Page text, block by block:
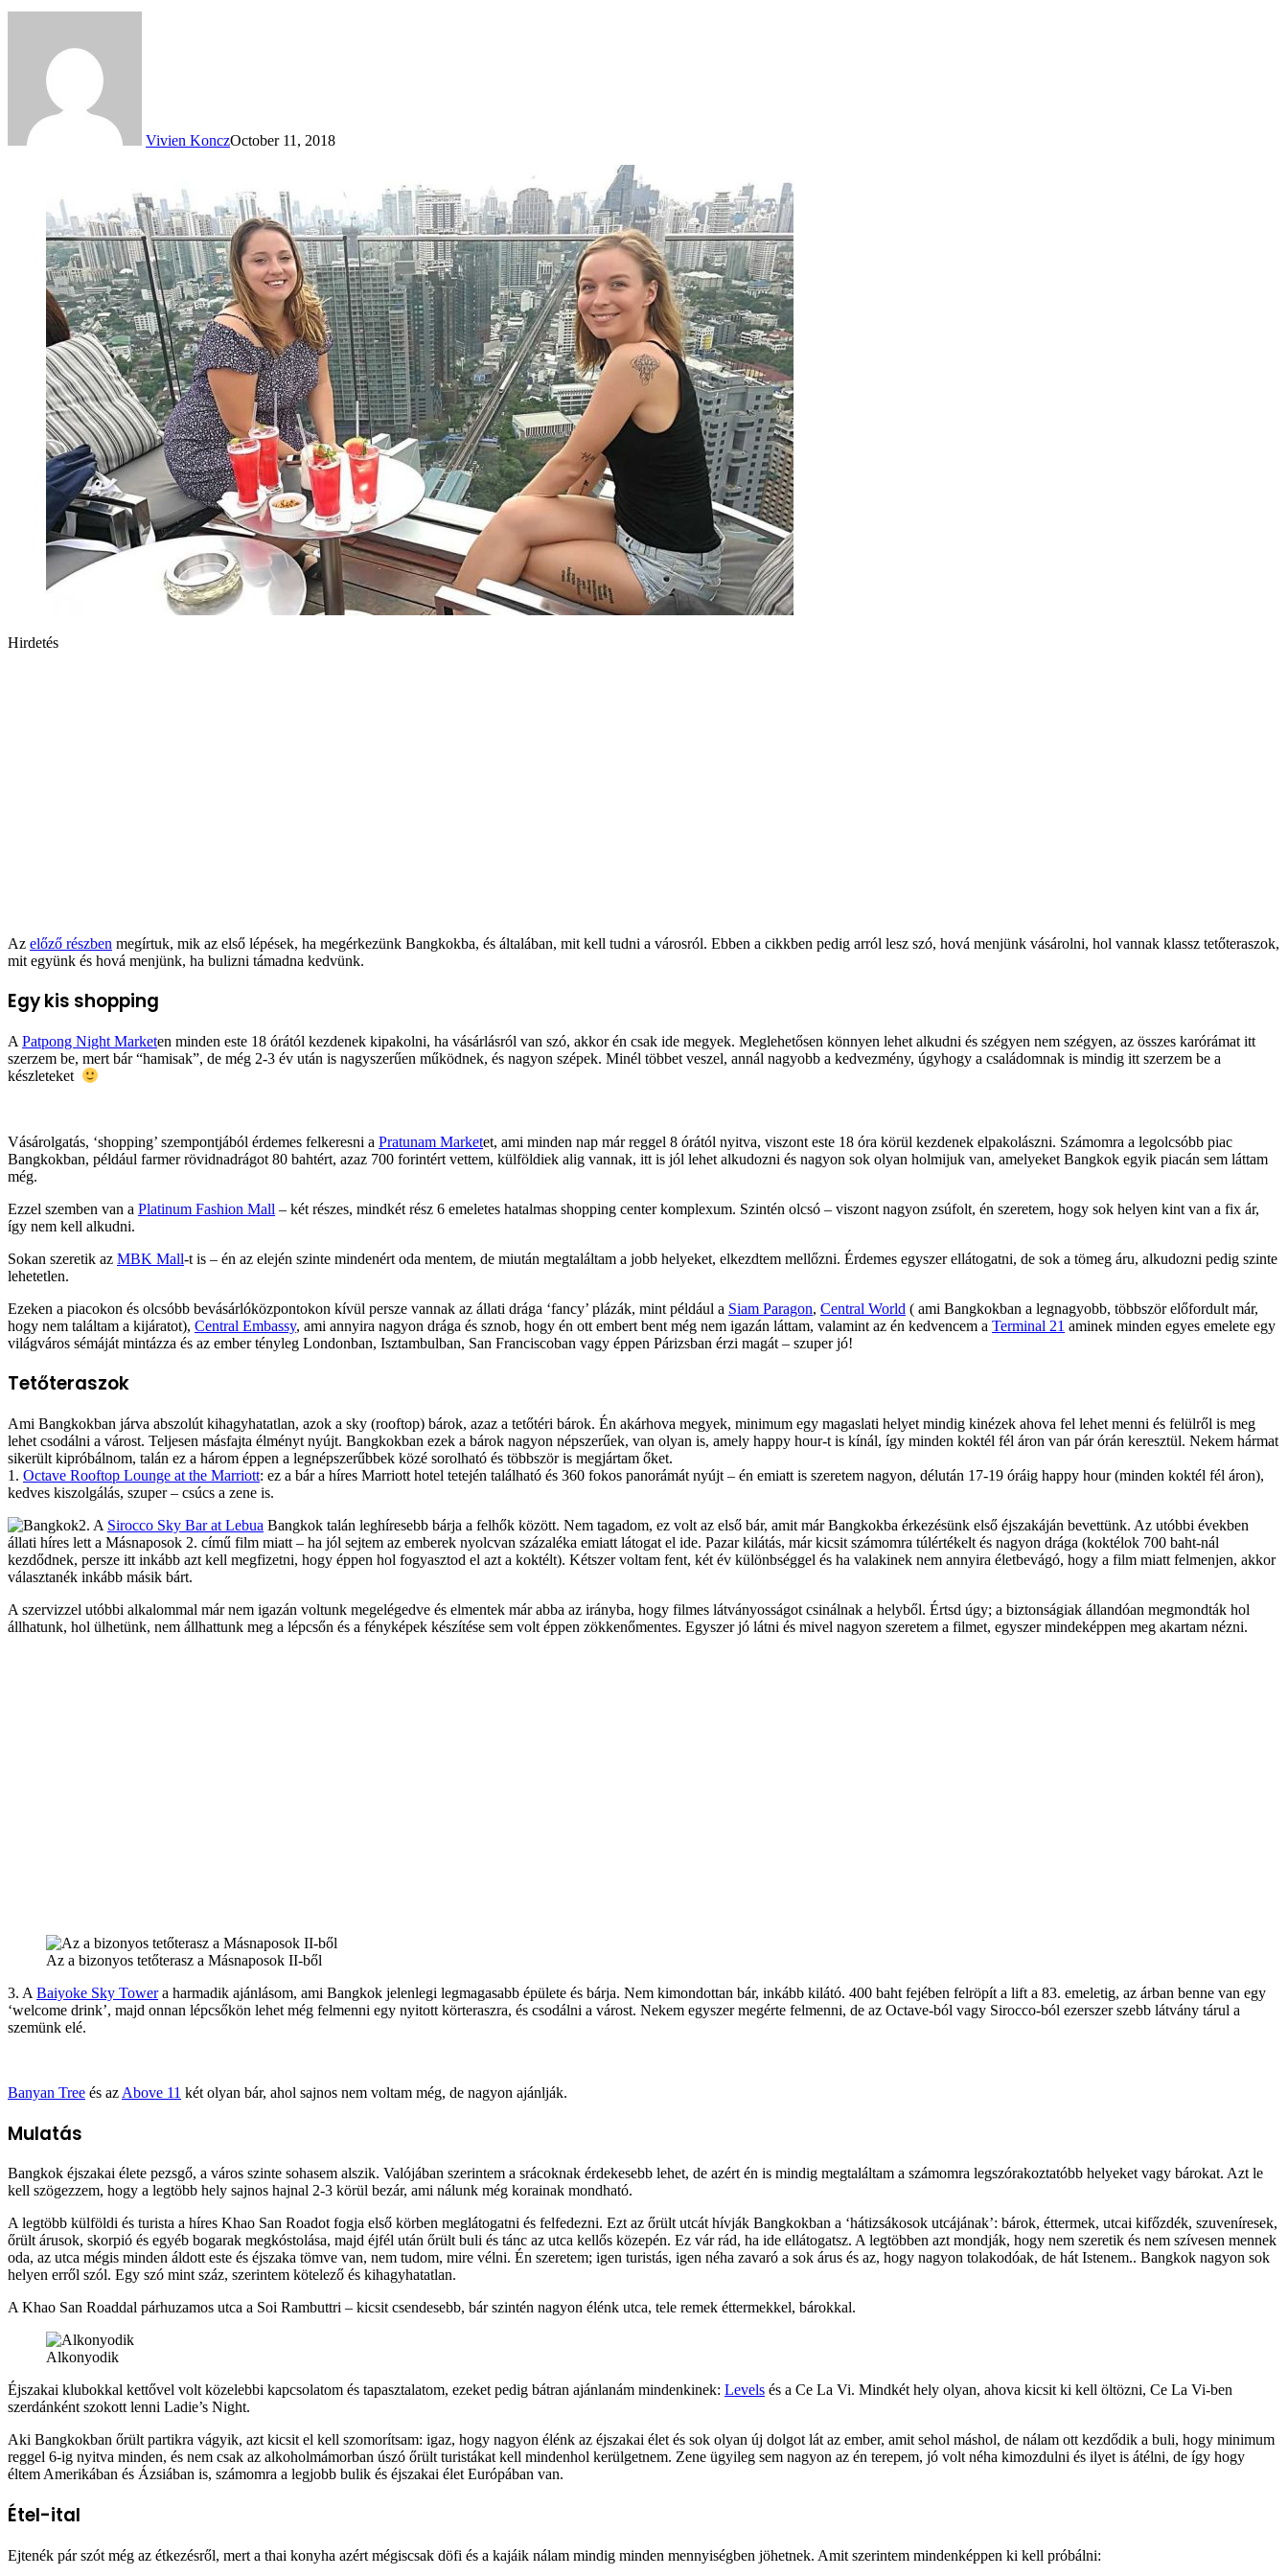
Vivien KonczOctober 11, 2018
Hirdetés
Az előző részben megírtuk, mik az első lépések, ha megérkezünk Bangkokba, és általában, mit kell tudni a városról. Ebben a cikkben pedig arról lesz szó, hová menjünk vásárolni, hol vannak klassz tetőteraszok,
mit együnk és hová menjünk, ha bulizni támadna kedvünk.
Egy kis shopping
A Patpong Night Marketen minden este 18 órától kezdenek kipakolni, ha vásárlásról van szó, akkor én csak ide megyek. Meglehetősen könnyen lehet alkudni és szégyen nem szégyen, az összes karórámat itt
szerzem be, mert bár “hamisak”, de még 2-3 év után is nagyszerűen működnek, és nagyon szépek. Minél többet veszel, annál nagyobb a kedvezmény, úgyhogy a családomnak is mindig itt szerzem be a
készleteket
Vásárolgatás, ‘shopping’ szempontjából érdemes felkeresni a Pratunam Marketet, ami minden nap már reggel 8 órától nyitva, viszont este 18 óra körül kezdenek elpakolászni. Számomra a legolcsóbb piac
Bangkokban, például farmer rövidnadrágot 80 bahtért, azaz 700 forintért vettem, külföldiek alig vannak, itt is jól lehet alkudozni és nagyon sok olyan holmijuk van, amelyeket Bangkok egyik piacán sem láttam
még.
Ezzel szemben van a Platinum Fashion Mall – két részes, mindkét rész 6 emeletes hatalmas shopping center komplexum. Szintén olcsó – viszont nagyon zsúfolt, én szeretem, hogy sok helyen kint van a fix ár,
így nem kell alkudni.
Sokan szeretik az MBK Mall-t is – én az elején szinte mindenért oda mentem, de miután megtaláltam a jobb helyeket, elkezdtem mellőzni. Érdemes egyszer ellátogatni, de sok a tömeg áru, alkudozni pedig szinte
lehetetlen.
Ezeken a piacokon és olcsóbb bevásárlóközpontokon kívül persze vannak az állati drága ‘fancy’ plázák, mint például a Siam Paragon, Central World ( ami Bangkokban a legnagyobb, többször előfordult már,
hogy nem találtam a kijáratot), Central Embassy, ami annyira nagyon drága és sznob, hogy én ott embert bent még nem igazán láttam, valamint az én kedvencem a Terminal 21 aminek minden egyes emelete egy
világváros sémáját mintázza és az ember tényleg Londonban, Isztambulban, San Franciscoban vagy éppen Párizsban érzi magát – szuper jó!
Tetőteraszok
Ami Bangkokban járva abszolút kihagyhatatlan, azok a sky (rooftop) bárok, azaz a tetőtéri bárok. Én akárhova megyek, minimum egy magaslati helyet mindig kinézek ahova fel lehet menni és felülről is meg
lehet csodálni a várost. Teljesen másfajta élményt nyújt. Bangkokban ezek a bárok nagyon népszerűek, van olyan is, amely happy hour-t is kínál, így minden koktél fél áron van pár órán keresztül. Nekem hármat
sikerült kipróbálnom, talán ez a három éppen a legnépszerűbbek közé sorolható és többször is megjártam őket.
1. Octave Rooftop Lounge at the Marriott: ez a bár a híres Marriott hotel tetején található és 360 fokos panorámát nyújt – én emiatt is szeretem nagyon, délután 17-19 óráig happy hour (minden koktél fél áron),
kedves kiszolgálás, szuper – csúcs a zene is.
2. A Sirocco Sky Bar at Lebua Bangkok talán leghíresebb bárja a felhők között. Nem tagadom, ez volt az első bár, amit már Bangkokba érkezésünk első éjszakáján bevettünk. Az utóbbi években
állati híres lett a Másnaposok 2. című film miatt – ha jól sejtem az emberek nyolcvan százaléka emiatt látogat el ide. Pazar kilátás, már kicsit számomra túlértékelt és nagyon drága (koktélok 700 baht-nál
kezdődnek, persze itt inkább azt kell megfizetni, hogy éppen hol fogyasztod el azt a koktélt). Kétszer voltam fent, két év különbséggel és ha valakinek nem annyira életbevágó, hogy a film miatt felmenjen, akkor
választanék inkább másik bárt.
A szervizzel utóbbi alkalommal már nem igazán voltunk megelégedve és elmentek már abba az irányba, hogy filmes látványosságot csinálnak a helyből. Értsd úgy; a biztonságiak állandóan megmondták hol
állhatunk, hol ülhetünk, nem állhattunk meg a lépcsőn és a fényképek készítése sem volt éppen zökkenőmentes. Egyszer jó látni és mivel nagyon szeretem a filmet, egyszer mindeképpen meg akartam nézni.
Az a bizonyos tetőterasz a Másnaposok II-ből
3. A Baiyoke Sky Towera harmadik ajánlásom, ami Bangkok jelenlegi legmagasabb épülete és bárja. Nem kimondottan bár, inkább kilátó. 400 baht fejében felröpít a lift a 83. emeletig, az árban benne van egy
‘welcome drink’, majd onnan lépcsőkön lehet még felmenni egy nyitott körteraszra, és csodálni a várost. Nekem egyszer megérte felmenni, de az Octave-ból vagy Sirocco-ból ezerszer szebb látvány tárul a
szemünk elé.
Banyan Tree és az Above 11 két olyan bár, ahol sajnos nem voltam még, de nagyon ajánlják.
Mulatás
Bangkok éjszakai élete pezsgő, a város szinte sohasem alszik. Valójában szerintem a srácoknak érdekesebb lehet, de azért én is mindig megtaláltam a számomra legszórakoztatóbb helyeket vagy bárokat. Azt le
kell szögezzem, hogy a legtöbb hely sajnos hajnal 2-3 körül bezár, ami nálunk még korainak mondható.
A legtöbb külföldi és turista a híres Khao San Roadot fogja első körben meglátogatni és felfedezni. Ezt az őrült utcát hívják Bangkokban a ‘hátizsákosok utcájának’: bárok, éttermek, utcai kifőzdék, szuveníresek,
őrült árusok, skorpió és egyéb bogarak megkóstolása, majd éjfél után őrült buli és tánc az utca kellős közepén. Ez vár rád, ha ide ellátogatsz. A legtöbben azt mondják, hogy nem szeretik és nem szívesen mennek
oda, az utca mégis minden áldott este és éjszaka tömve van, nem tudom, mire vélni. Én szeretem; igen turistás, igen néha zavaró a sok árus és az, hogy nagyon tolakodóak, de hát Istenem.. Bangkok nagyon sok
helyen erről szól. Egy szó mint száz, szerintem kötelező és kihagyhatatlan.
A Khao San Roaddal párhuzamos utca a Soi Rambuttri – kicsit csendesebb, bár szintén nagyon élénk utca, tele remek éttermekkel, bárokkal.
Alkonyodik
Éjszakai klubokkal kettővel volt közelebbi kapcsolatom és tapasztalatom, ezeket pedig bátran ajánlanám mindenkinek: Levels és a Ce La Vi. Mindkét hely olyan, ahova kicsit ki kell öltözni, Ce La Vi-ben
szerdánként szokott lenni Ladie’s Night.
Aki Bangkokban őrült partikra vágyik, azt kicsit el kell szomorítsam: igaz, hogy nagyon élénk az éjszakai élet és sok olyan új dolgot lát az ember, amit sehol máshol, de nálam ott kezdődik a buli, hogy minimum
reggel 6-ig nyitva minden, és nem csak az alkoholmámorban úszó őrült turistákat kell mindenhol kerülgetnem. Zene ügyileg sem nagyon az én terepem, jó volt néha kimozdulni és ilyet is átélni, de így hogy
éltem Amerikában és Ázsiában is, számomra a legjobb bulik és éjszakai élet Európában van.
Étel-ital
Ejtenék pár szót még az étkezésről, mert a thai konyha azért mégiscsak döfi és a kajáik nálam mindig minden mennyiségben jöhetnek. Amit szerintem mindenképpen ki kell próbálni: